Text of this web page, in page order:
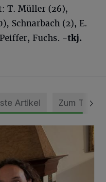
T. Müller (26),
Schnarbach (2), E.
Fuchs. -tkj.
Artikel Zum Thema
Song